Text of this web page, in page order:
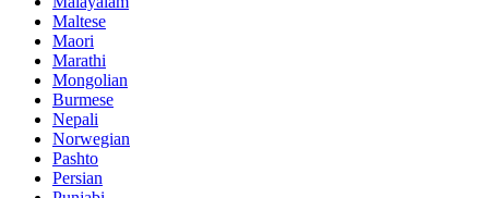
Maltese
Maori
Marathi
Mongolian
Burmese
Nepali
Norwegian
Pashto
Persian